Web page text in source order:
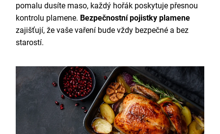
pomalu dusíte maso, každý hořák poskytuje přesnou
kontrolu plamene. Bezpečnostní pojistky plamene
zajišťují, že vaše vaření bude vždy bezpečné a bez
starostí.